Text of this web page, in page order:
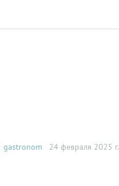
gastronom 24 февраля 2025 г.